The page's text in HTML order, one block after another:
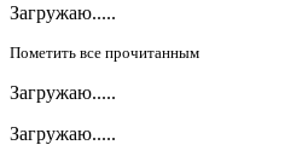
Загружаю.....
Пометить все прочитанным
Загружаю.....
Загружаю.....